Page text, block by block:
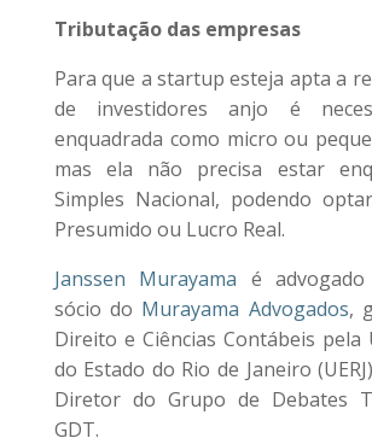
Tributação das empresas
Para que a startup esteja apta a
de investidores anjo é
enquadrada como micro ou
mas ela não precisa estar
Simples Nacional, podendo
Presumido ou Lucro Real.
Janssen Murayama é
sócio do Murayama Advogados,
Direito e Ciências Contábeis pela
do Estado do Rio de Janeiro
Diretor do Grupo de Debates
GDT.